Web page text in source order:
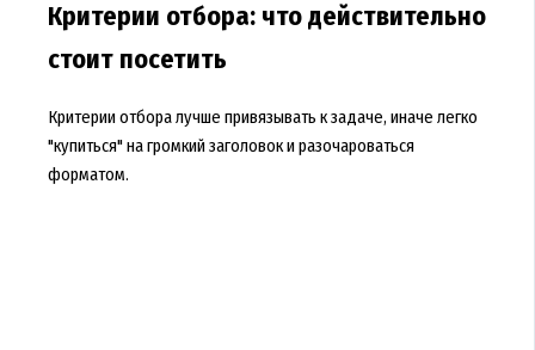
Критерии отбора: что действительно
стоит посетить
Критерии отбора лучше привязывать к задаче, иначе легко
"купиться" на громкий заголовок и разочароваться
форматом.